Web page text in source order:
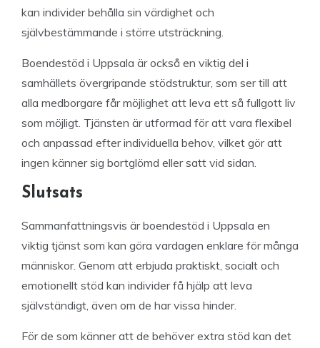
kan individer behålla sin värdighet och
självbestämmande i större utsträckning.
Boendestöd i Uppsala är också en viktig del i
samhällets övergripande stödstruktur, som ser till att
alla medborgare får möjlighet att leva ett så fullgott liv
som möjligt. Tjänsten är utformad för att vara flexibel
och anpassad efter individuella behov, vilket gör att
ingen känner sig bortglömd eller satt vid sidan.
Slutsats
Sammanfattningsvis är boendestöd i Uppsala en
viktig tjänst som kan göra vardagen enklare för många
människor. Genom att erbjuda praktiskt, socialt och
emotionellt stöd kan individer få hjälp att leva
självständigt, även om de har vissa hinder.
För de som känner att de behöver extra stöd kan det